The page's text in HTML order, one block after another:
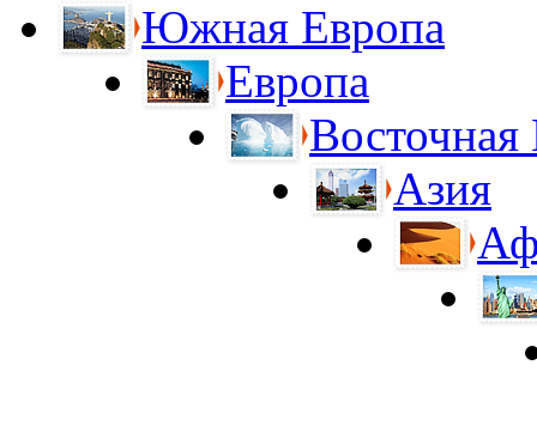
Южная Европа
Европа
Восточная
Азия